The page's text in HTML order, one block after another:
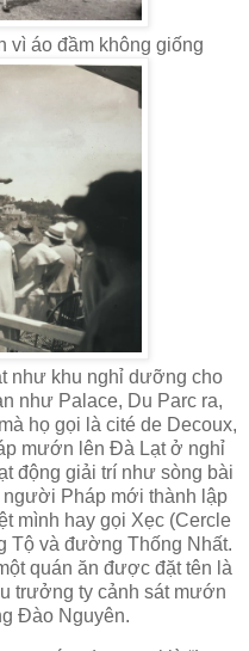
vì áo đầm không giống
như khu nghỉ dưỡng cho
như Palace, Du Parc ra,
họ gọi là cité de Decoux,
mướn lên Đà Lạt ở nghỉ
động giải trí như sòng bài
người Pháp mới thành lập
mình hay gọi Xẹc (Cercle
Tộ và đường Thống Nhất.
quán ăn được đặt tên là
trưởng ty cảnh sát mướn
Đào Nguyên.